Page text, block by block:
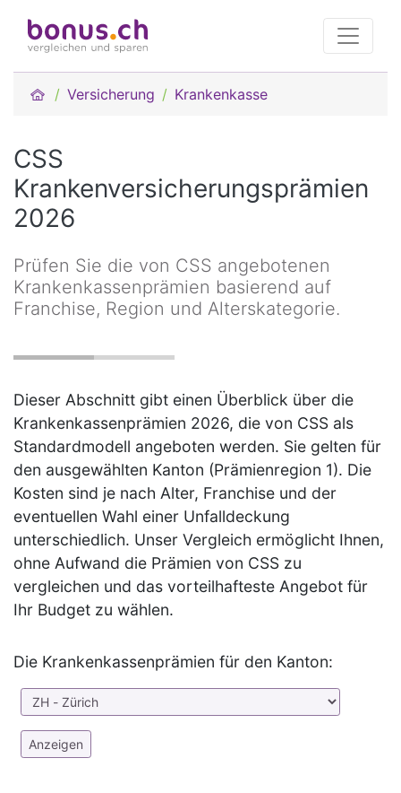
Versicherung Krankenkasse
CSS
Krankenversicherungsprämien
2026
Prüfen Sie die von CSS angebotenen
Krankenkassenprämien basierend auf
Franchise, Region und Alterskategorie.
Dieser Abschnitt gibt einen Überblick über die
Krankenkassenprämien 2026, die von CSS als
Standardmodell angeboten werden. Sie gelten für
den ausgewählten Kanton (Prämienregion 1). Die
Kosten sind je nach Alter, Franchise und der
eventuellen Wahl einer Unfalldeckung
unterschiedlich. Unser Vergleich ermöglicht Ihnen,
ohne Aufwand die Prämien von CSS zu
vergleichen und das vorteilhafteste Angebot für
Ihr Budget zu wählen.
Die Krankenkassenprämien für den Kanton: